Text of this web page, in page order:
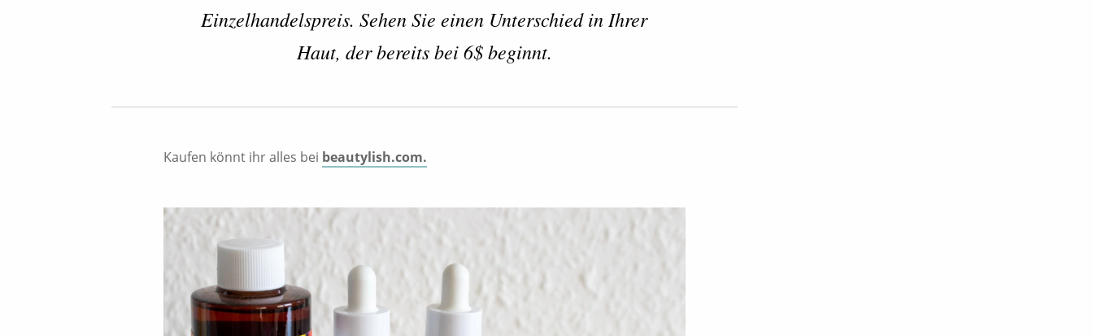
Einzelhandelspreis. Sehen Sie einen Unterschied in Ihrer
Haut, der bereits bei 6$ beginnt.
Kaufen könnt ihr alles bei beautylish.com.